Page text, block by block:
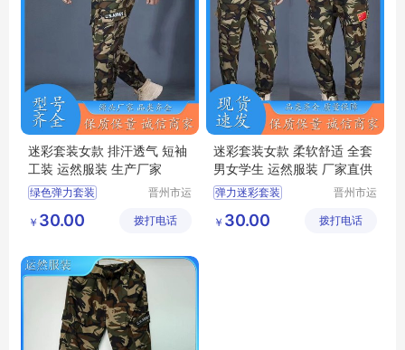
迷彩套装女款 排汗透气 短袖
工装 运然服装 生产厂家
绿色弹力套装
迷彩套装女款
迷彩圆领短袖
晋州市运
工厂
￥ 30.00 拨打电话
迷彩套装女款 柔软舒适 全套
男女学生 运然服装 厂家直供
弹力迷彩套装
迷彩工作服男套装
晋州市运
工厂
￥ 30.00 拨打电话